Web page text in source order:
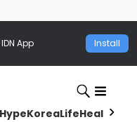
App Install
HypeKoreaLifeHealth